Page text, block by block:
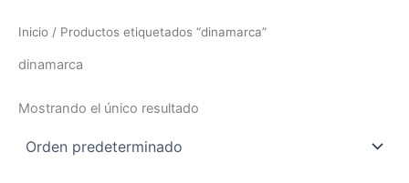
Inicio / Productos etiquetados “dinamarca”
dinamarca
Mostrando el único resultado